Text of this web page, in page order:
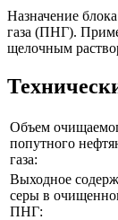
Назначение
газа (ПНГ).
щелочным
Объем
попутного
газа:
Выходное
серы в
ПНГ: